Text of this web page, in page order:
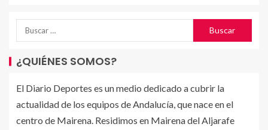
¿QUIÉNES SOMOS?
El Diario Deportes es un medio dedicado a cubrir la
actualidad de los equipos de Andalucía, que nace en el
centro de Mairena. Residimos en Mairena del Aljarafe